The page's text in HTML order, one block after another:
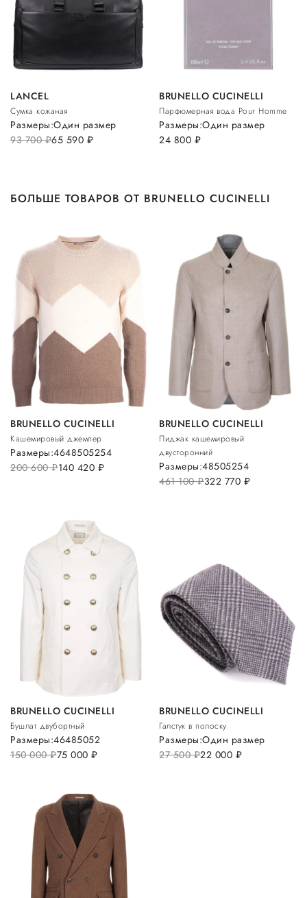
LANCEL
Сумка кожаная
93 700руб.65 590 руб.
Размеры:Один размер
BRUNELLO CUCINELLI
Парфюмерная вода Pour Homme
24 800 руб.
Размеры:Один размер
БОЛЬШЕ ТОВАРОВ ОТ BRUNELLO CUCINELLI
BRUNELLO CUCINELLI
Кашемировый джемпер
200 600руб.140 420 руб.
Размеры:4648505254
BRUNELLO CUCINELLI
Пиджак кашемировый
двусторонний
461 100руб.322 770 руб.
Размеры:48505254
BRUNELLO CUCINELLI
Бушлат двубортный
150 000руб.75 000 руб.
Размеры:46485052
BRUNELLO CUCINELLI
Галстук в полоску
27 500руб.22 000 руб.
Размеры:Один размер